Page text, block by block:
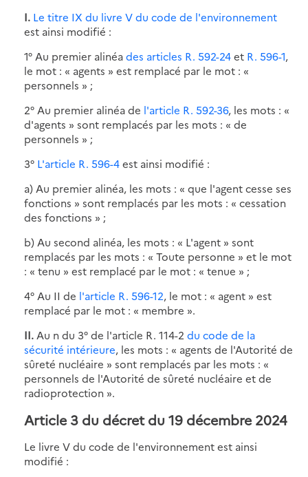
I. Le titre IX du livre V du code de l'environnement
est ainsi modifié :
1° Au premier alinéades articles R. 592-24et R. 596-1,
le mot : « agents » est remplacé par le mot : «
personnels » ;
2° Au premier alinéa de l'article R. 592-36, les mots : «
d'agents » sont remplacés par les mots : « de
personnels » ;
3° L'article R. 596-4est ainsi modifié :
a) Au premier alinéa, les mots : « que l'agent cesse ses
fonctions » sont remplacés par les mots : « cessation
des fonctions » ;
b) Au second alinéa, les mots : « L'agent » sont
remplacés par les mots : « Toute personne » et le mot
: « tenu » est remplacé par le mot : « tenue » ;
4° Au II de l'article R. 596-12, le mot : « agent » est
remplacé par le mot : « membre ».
II. Au n du 3° de l'article R. 114-2 du code de la
sécurité intérieure, les mots : « agents de l'Autorité de
sûreté nucléaire » sont remplacés par les mots : «
personnels de l'Autorité de sûreté nucléaire et de
radioprotection ».
Article 3 du décret du 19 décembre 2024
Le livre V du code de l'environnement est ainsi
modifié :